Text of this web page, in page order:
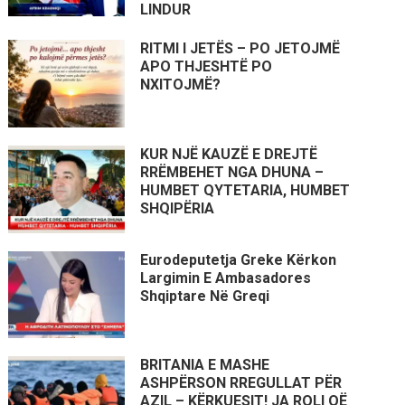
LINDUR
RITMI I JETËS – PO JETOJMË
APO THJESHTË PO
NXITOJMË?
KUR NJË KAUZË E DREJTË
RRËMBEHET NGA DHUNA –
HUMBET QYTETARIA, HUMBET
SHQIPËRIA
Eurodeputetja Greke Kërkon
Largimin E Ambasadores
Shqiptare Në Greqi
BRITANIA E MASHE
ASHPËRSON RREGULLAT PËR
AZIL – KËRKUESIT! JA ROLI QË